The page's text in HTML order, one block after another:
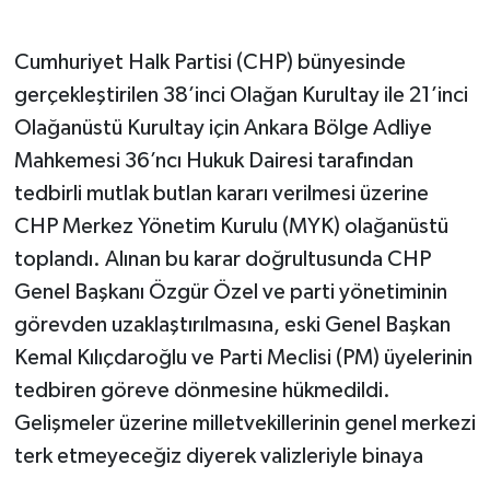
Cumhuriyet Halk Partisi (CHP) bünyesinde
gerçekleştirilen 38’inci Olağan Kurultay ile 21’inci
Olağanüstü Kurultay için Ankara Bölge Adliye
Mahkemesi 36’ncı Hukuk Dairesi tarafından
tedbirli mutlak butlan kararı verilmesi üzerine
CHP Merkez Yönetim Kurulu (MYK) olağanüstü
toplandı. Alınan bu karar doğrultusunda CHP
Genel Başkanı Özgür Özel ve parti yönetiminin
görevden uzaklaştırılmasına, eski Genel Başkan
Kemal Kılıçdaroğlu ve Parti Meclisi (PM) üyelerinin
tedbiren göreve dönmesine hükmedildi.
Gelişmeler üzerine milletvekillerinin genel merkezi
terk etmeyeceğiz diyerek valizleriyle binaya